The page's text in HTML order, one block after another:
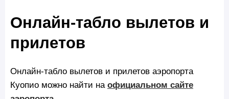
Онлайн-табло вылетов и
прилетов
Онлайн-табло вылетов и прилетов аэропорта
Куопио можно найти на официальном сайте